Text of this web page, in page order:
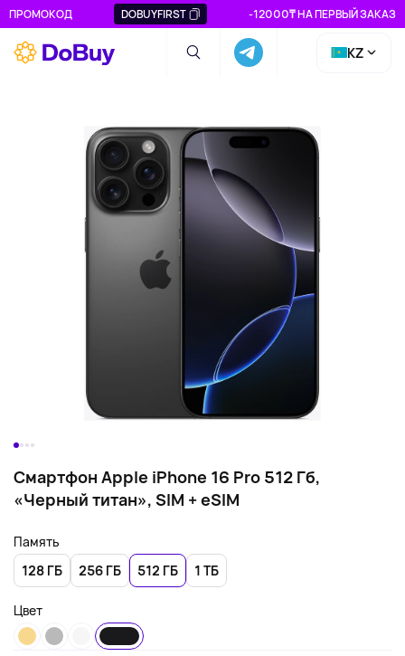
ПРОМОКОД DOBUYFIRST -12000₸ НА ПЕРВЫЙ ЗАКАЗ
KZ
Смартфон Apple iPhone 16 Pro 512 Гб,
«Черный титан», SIM + eSIM
Память
128 ГБ
256 ГБ 512 ГБ 1 ТБ
Цвет